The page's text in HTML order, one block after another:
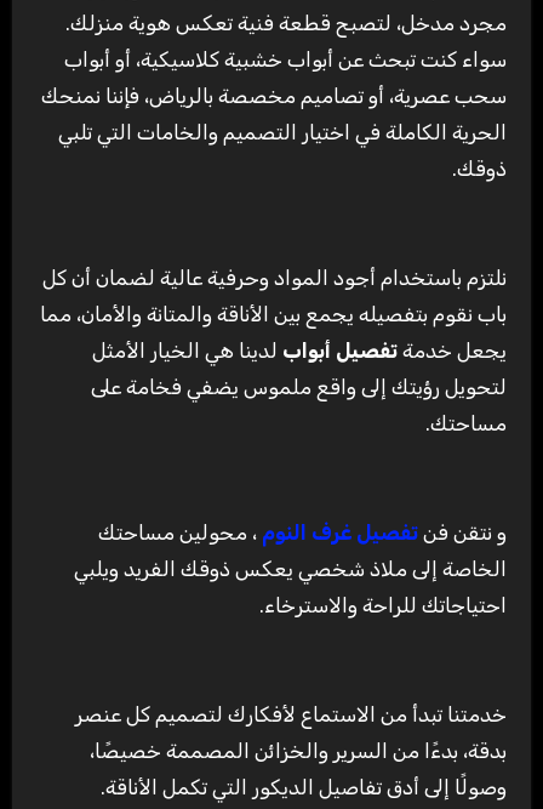
مجرد مدخل، لتصبح قطعة فنية تعكس هوية منزلك.
سواء كنت تبحث عن أبواب خشبية كلاسيكية، أو أبواب
سحب عصرية، أو تصاميم مخصصة بالرياض، فإننا نمنحك
الحرية الكاملة في اختيار التصميم والخامات التي تلبي
ذوقك.
نلتزم باستخدام أجود المواد وحرفية عالية لضمان أن كل
باب نقوم بتفصيله يجمع بين الأناقة والمتانة والأمان، مما
يجعل خدمة تفصيل أبواب لدينا هي الخيار الأمثل
لتحويل رؤيتك إلى واقع ملموس يضفي فخامة على
مساحتك.
و نتقن فن تفصيل غرف النوم ، محولين مساحتك
الخاصة إلى ملاذ شخصي يعكس ذوقك الفريد ويلبي
احتياجاتك للراحة والاسترخاء.
خدمتنا تبدأ من الاستماع لأفكارك لتصميم كل عنصر
بدقة، بدءًا من السرير والخزائن المصممة خصيصًا،
وصولًا إلى أدق تفاصيل الديكور التي تكمل الأناقة.